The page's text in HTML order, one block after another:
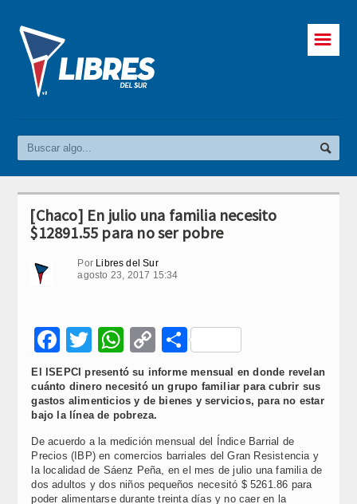
☰
[Chaco] En julio una familia necesito
$12891.55 para no ser pobre
Por Libres del Sur
agosto 23, 2017 15:34
Facebook
Twitter
WhatsApp
Copy
Link
Compartir
El ISEPCI presentó su informe mensual en donde revelan
cuánto dinero necesitó un grupo familiar para cubrir sus
gastos alimenticios y de bienes y servicios, para no estar
bajo la línea de pobreza.
De acuerdo a la medición mensual del Índice Barrial de
Precios (IBP) en comercios barriales del Gran Resistencia y
la localidad de Sáenz Peña, en el mes de julio una familia de
dos adultos y dos niños pequeños necesitó $ 5261.86 para
poder alimentarse durante treinta días y no caer en la